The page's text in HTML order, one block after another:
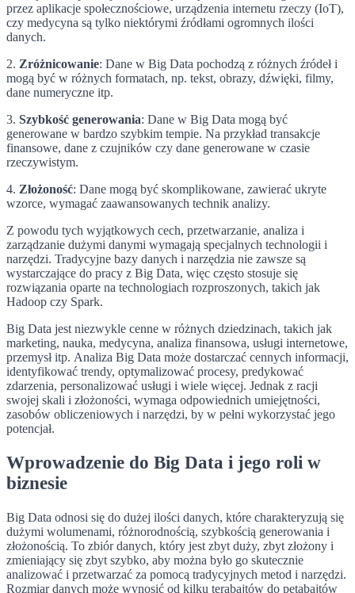
przez aplikacje społecznościowe, urządzenia internetu rzeczy (IoT),
czy medycyna są tylko niektórymi źródłami ogromnych ilości
danych.
2. Zróżnicowanie: Dane w Big Data pochodzą z różnych źródeł i
mogą być w różnych formatach, np. tekst, obrazy, dźwięki, filmy,
dane numeryczne itp.
3. Szybkość generowania: Dane w Big Data mogą być
generowane w bardzo szybkim tempie. Na przykład transakcje
finansowe, dane z czujników czy dane generowane w czasie
rzeczywistym.
4. Złożoność: Dane mogą być skomplikowane, zawierać ukryte
wzorce, wymagać zaawansowanych technik analizy.
Z powodu tych wyjątkowych cech, przetwarzanie, analiza i
zarządzanie dużymi danymi wymagają specjalnych technologii i
narzędzi. Tradycyjne bazy danych i narzędzia nie zawsze są
wystarczające do pracy z Big Data, więc często stosuje się
rozwiązania oparte na technologiach rozproszonych, takich jak
Hadoop czy Spark.
Big Data jest niezwykle cenne w różnych dziedzinach, takich jak
marketing, nauka, medycyna, analiza finansowa, usługi internetowe,
przemysł itp. Analiza Big Data może dostarczać cennych informacji,
identyfikować trendy, optymalizować procesy, predykować
zdarzenia, personalizować usługi i wiele więcej. Jednak z racji
swojej skali i złożoności, wymaga odpowiednich umiejętności,
zasobów obliczeniowych i narzędzi, by w pełni wykorzystać jego
potencjał.
Wprowadzenie do Big Data i jego roli w
biznesie
Big Data odnosi się do dużej ilości danych, które charakteryzują się
dużymi wolumenami, różnorodnością, szybkością generowania i
złożonością. To zbiór danych, który jest zbyt duży, zbyt złożony i
zmieniający się zbyt szybko, aby można było go skutecznie
analizować i przetwarzać za pomocą tradycyjnych metod i narzędzi.
Rozmiar danych może wynosić od kilku terabajtów do petabajtów